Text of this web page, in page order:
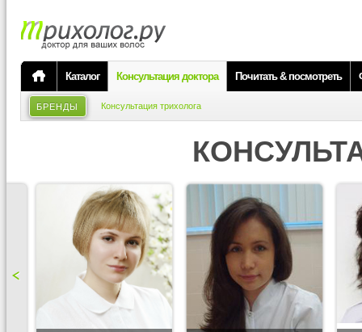
Каталог Консультация доктора Почитать & посмотреть
БРЕНДЫ Консультация трихолога